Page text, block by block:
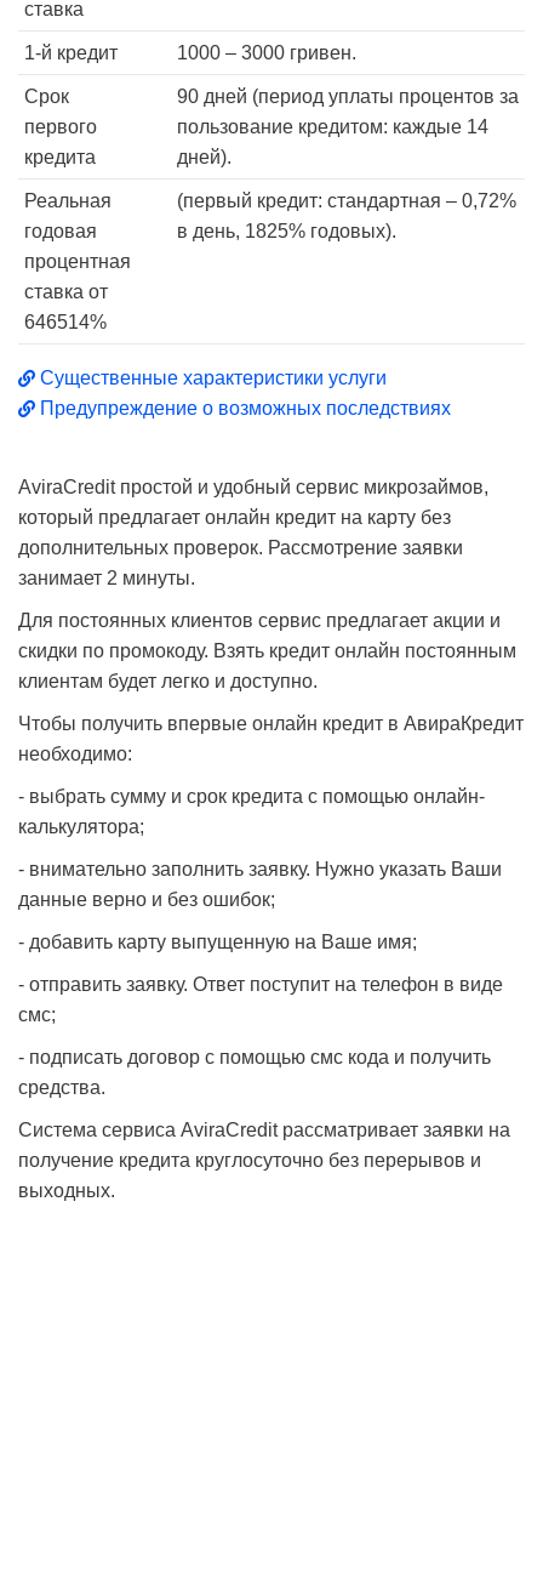
ставка
1-й кредит 1000 – 3000 гривен.
Срок
первого
кредита
90 дней (период уплаты процентов за
пользование кредитом: каждые 14
дней).
Реальная
годовая
процентная
ставка от
646514%
(первый кредит: стандартная – 0,72%
в день, 1825% годовых).
Существенные характеристики услуги
Предупреждение о возможных последствиях
AviraCredit простой и удобный сервис микрозаймов,
который предлагает онлайн кредит на карту без
дополнительных проверок. Рассмотрение заявки
занимает 2 минуты.
Для постоянных клиентов сервис предлагает акции и
скидки по промокоду. Взять кредит онлайн постоянным
клиентам будет легко и доступно.
Чтобы получить впервые онлайн кредит в АвираКредит
необходимо:
- выбрать сумму и срок кредита с помощью онлайн-
калькулятора;
- внимательно заполнить заявку. Нужно указать Ваши
данные верно и без ошибок;
- добавить карту выпущенную на Ваше имя;
- отправить заявку. Ответ поступит на телефон в виде
смс;
- подписать договор с помощью смс кода и получить
средства.
Система сервиса AviraCredit рассматривает заявки на
получение кредита круглосуточно без перерывов и
выходных.